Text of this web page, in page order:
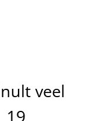
veel
19